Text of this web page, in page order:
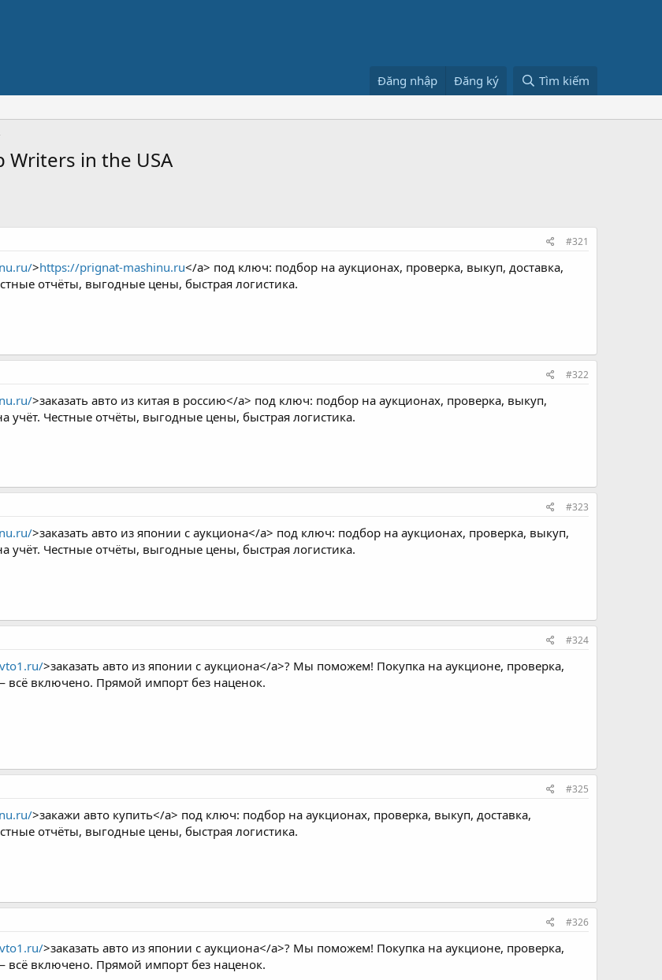
Đăng nhập Đăng ký Tìm kiếm
Writers in the USA
#321
>https://prignat-mashinu.ru</a> под ключ: подбор на аукционах, проверка, выкуп, доставка,
отчёты, выгодные цены, быстрая логистика.
#322
>заказать авто из китая в россию</a> под ключ: подбор на аукционах, проверка, выкуп,
учёт. Честные отчёты, выгодные цены, быстрая логистика.
#323
>заказать авто из японии с аукциона</a> под ключ: подбор на аукционах, проверка, выкуп,
учёт. Честные отчёты, выгодные цены, быстрая логистика.
#324
>заказать авто из японии с аукциона</a>? Мы поможем! Покупка на аукционе, проверка,
всё включено. Прямой импорт без наценок.
#325
>закажи авто купить</a> под ключ: подбор на аукционах, проверка, выкуп, доставка,
отчёты, выгодные цены, быстрая логистика.
#326
>заказать авто из японии с аукциона</a>? Мы поможем! Покупка на аукционе, проверка,
всё включено. Прямой импорт без наценок.